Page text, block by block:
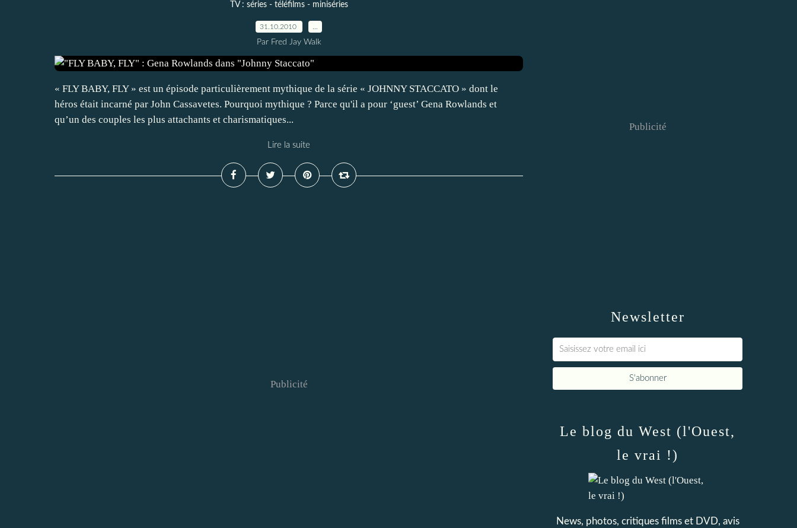
TV : séries - téléfilms - miniséries
31.10.2010
Par Fred Jay Walk
« FLY BABY, FLY » est un épisode particulièrement mythique de la série « JOHNNY STACCATO » dont le
héros était incarné par John Cassavetes. Pourquoi mythique ? Parce qu'il a pour ‘guest’ Gena Rowlands et
qu’un des couples les plus attachants et charismatiques...
Lire la suite
Publicité
Newsletter
Publicité
Le blog du West (l'Ouest,
le vrai !)
News, photos, critiques films et DVD, avis